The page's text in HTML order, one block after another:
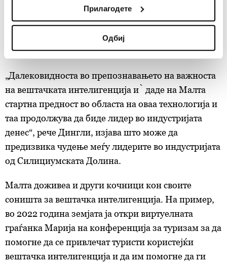
Identify your device by actively scanning it for
specific characteristics (fingerprinting)
Find out more about how your personal data is processed
Заедничките ракувачи се HD-WIN ARENA SPORT
d.o.o. иПертнери. Повеќе за податоците кои ги
обработуваме како и за вашите права прочитајте во
други слични технологии во
Политиката на
колачиња. Колачињата во кој било момент можете
повторно да ги ажурирате со клик на „Прикажи ги
ја повлечете без негативни последици.
Прилагодете
Одбиј
места, да ја подобри писменоста за вештачката
интелигенција на сите образовни нивоа и да ги
приспособи своите рамки за да обезбеди етичка
примена на технологијата, вели тој.
„Далековидноста во препознавањето на важноста
на вештачката интелигенција ѝ даде на Малта
стартна предност во областа на оваа технологија и
таа продолжува да биде лидер во индустријата
денес“, рече Дингли, изјава што може да
предизвика чудење меѓу лидерите во индустријата
од Силициумската Долина.
Малта доживеа и други кочници кон своите
соништа за вештачка интелигенција. На пример,
во 2022 година земјата ја откри виртуелната
граѓанка Марија на конференција за туризам за да
помогне да се привлечат туристи користејќи
вештачка интелигенција и да им помогне да ги